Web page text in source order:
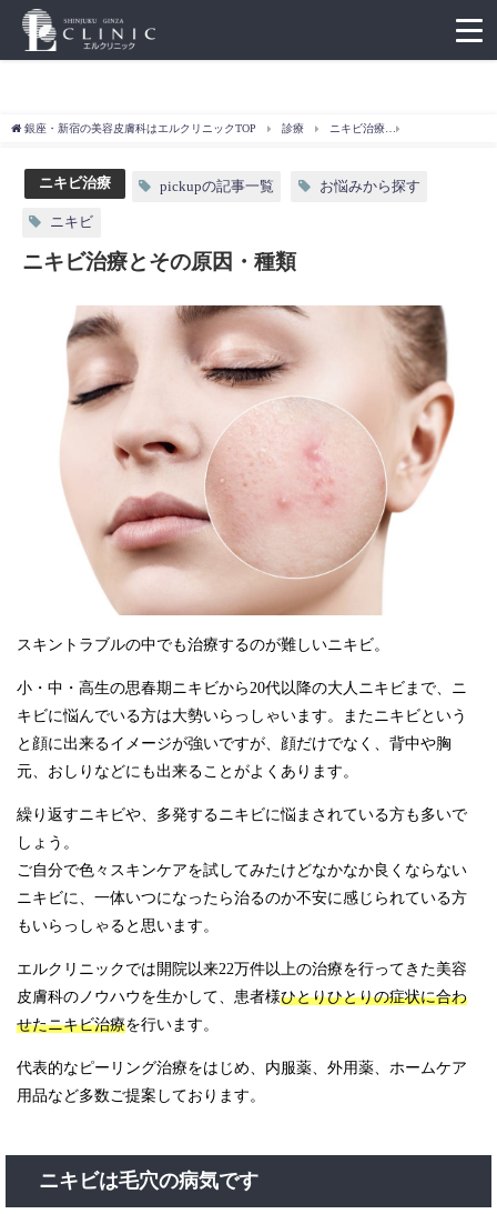
銀座・新宿の美容皮膚科はエルクリニックTOP 診療 ニキビ治療
ニキビ治療 pickupの記事一覧 お悩みから探す
ニキビ
ニキビ治療とその原因・種類
スキントラブルの中でも治療するのが難しいニキビ。
小・中・高生の思春期ニキビから20代以降の大人ニキビまで、ニ
キビに悩んでいる方は大勢いらっしゃいます。またニキビという
と顔に出来るイメージが強いですが、顔だけでなく、背中や胸
元、おしりなどにも出来ることがよくあります。
繰り返すニキビや、多発するニキビに悩まされている方も多いで
しょう。
ご自分で色々スキンケアを試してみたけどなかなか良くならない
ニキビに、一体いつになったら治るのか不安に感じられている方
もいらっしゃると思います。
エルクリニックでは開院以来22万件以上の治療を行ってきた美容
皮膚科のノウハウを生かして、患者様ひとりひとりの症状に合わ
せたニキビ治療を行います。
代表的なピーリング治療をはじめ、内服薬、外用薬、ホームケア
用品など多数ご提案しております。
ニキビは毛穴の病気です